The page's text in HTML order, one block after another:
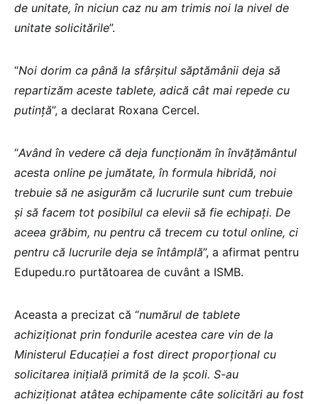
de unitate, în niciun caz nu am trimis noi la nivel de
unitate solicitările”.
“Noi dorim ca până la sfârșitul săptămânii deja să
repartizăm aceste tablete, adică cât mai repede cu
putință”, a declarat Roxana Cercel.
“Având în vedere că deja funcționăm în învățământul
acesta online pe jumătate, în formula hibridă, noi
trebuie să ne asigurăm că lucrurile sunt cum trebuie
și să facem tot posibilul ca elevii să fie echipați. De
aceea grăbim, nu pentru că trecem cu totul online, ci
pentru că lucrurile deja se întâmplă”, a afirmat pentru
Edupedu.ro purtătoarea de cuvânt a ISMB.
Aceasta a precizat că “numărul de tablete
achiziționat prin fondurile acestea care vin de la
Ministerul Educației a fost direct proporțional cu
solicitarea inițială primită de la școli. S-au
achiziționat atâtea echipamente câte solicitări au fost